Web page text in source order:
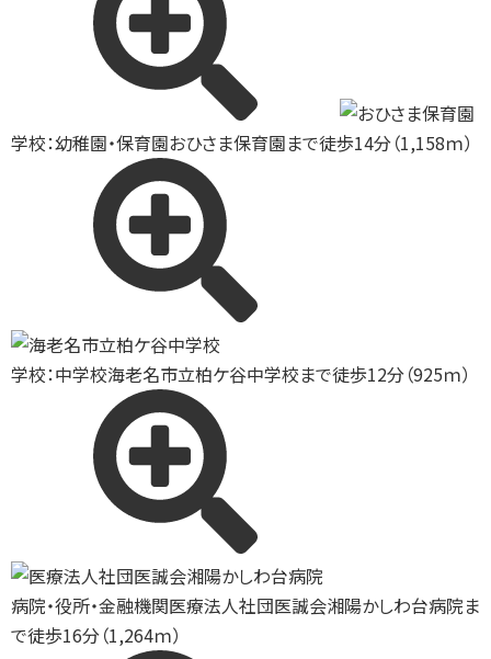
学校：幼稚園・保育園おひさま保育園まで徒歩14分（1,158ｍ）
学校：中学校海老名市立柏ケ谷中学校まで徒歩12分（925ｍ）
病院・役所・金融機関医療法人社団医誠会湘陽かしわ台病院ま
で徒歩16分（1,264ｍ）